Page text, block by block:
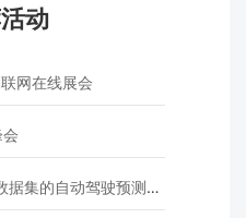
动
网在线展会
自动驾驶预测模型挑战赛